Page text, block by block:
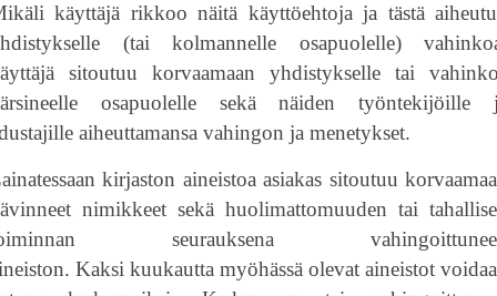
käyttäjä rikkoo näitä käyttöehtoja ja tästä
(tai kolmannelle osapuolelle)
sitoutuu korvaamaan yhdistykselle tai
osapuolelle sekä näiden työntekijöille
aiheuttamansa vahingon ja menetykset.
kirjaston aineistoa asiakas sitoutuu
nimikkeet sekä huolimattomuuden tai
seurauksena
Kaksi kuukautta myöhässä olevat aineistot